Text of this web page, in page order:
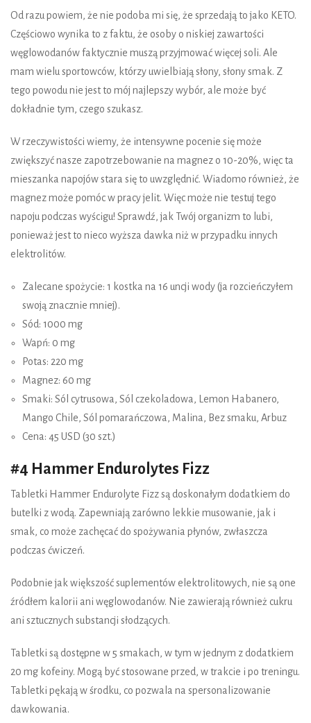
Od razu powiem, że nie podoba mi się, że sprzedają to jako KETO.
Częściowo wynika to z faktu, że osoby o niskiej zawartości
węglowodanów faktycznie muszą przyjmować więcej soli. Ale
mam wielu sportowców, którzy uwielbiają słony, słony smak. Z
tego powodu nie jest to mój najlepszy wybór, ale może być
dokładnie tym, czego szukasz.
W rzeczywistości wiemy, że intensywne pocenie się może
zwiększyć nasze zapotrzebowanie na magnez o 10-20%, więc ta
mieszanka napojów stara się to uwzględnić. Wiadomo również, że
magnez może pomóc w pracy jelit. Więc może nie testuj tego
napoju podczas wyścigu! Sprawdź, jak Twój organizm to lubi,
ponieważ jest to nieco wyższa dawka niż w przypadku innych
elektrolitów.
Zalecane spożycie: 1 kostka na 16 uncji wody (ja rozcieńczyłem
swoją znacznie mniej).
Sód: 1000 mg
Wapń: 0 mg
Potas: 220 mg
Magnez: 60 mg
Smaki: Sól cytrusowa, Sól czekoladowa, Lemon Habanero,
Mango Chile, Sól pomarańczowa, Malina, Bez smaku, Arbuz
Cena: 45 USD (30 szt.)
#4 Hammer Endurolytes Fizz
Tabletki Hammer Endurolyte Fizz są doskonałym dodatkiem do
butelki z wodą. Zapewniają zarówno lekkie musowanie, jak i
smak, co może zachęcać do spożywania płynów, zwłaszcza
podczas ćwiczeń.
Podobnie jak większość suplementów elektrolitowych, nie są one
źródłem kalorii ani węglowodanów. Nie zawierają również cukru
ani sztucznych substancji słodzących.
Tabletki są dostępne w 5 smakach, w tym w jednym z dodatkiem
20 mg kofeiny. Mogą być stosowane przed, w trakcie i po treningu.
Tabletki pękają w środku, co pozwala na spersonalizowanie
dawkowania.